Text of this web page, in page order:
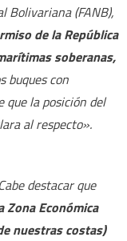
Bolivariana (FANB),
de la República
soberanas,
buques con
que la posición del
al respecto».
destacar que
Económica
nuestras costas)